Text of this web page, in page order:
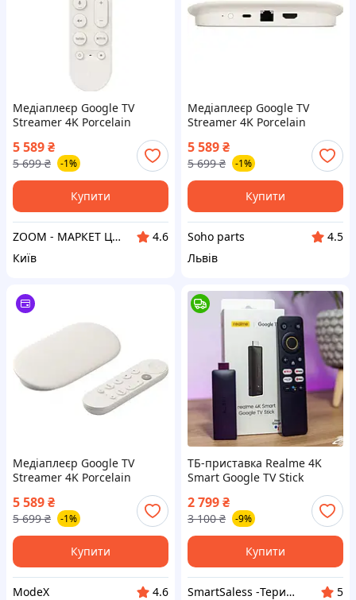
Медіаплеєр Google TV
Streamer 4K Porcelain
5 589₴
5 699 ₴ -1%
Купити
ZOOM - МАРКЕТ ЦИФРОВОЇ ТЕХНІКИ
4.6
Київ
Медіаплеєр Google TV
Streamer 4K Porcelain
5 589₴
5 699 ₴ -1%
Купити
Soho parts
4.5
Львів
Медіаплеєр Google TV
Streamer 4K Porcelain
5 589₴
5 699 ₴ -1%
Купити
ModeX
4.6
ТБ-приставка Realme 4K
Smart Google TV Stick
GLOBAL VERSION ОЗП 2 ГБ /
ПЗП 8 ГБ / 2 ядра / 4K UHD
2 799₴
3 100 ₴ -9%
Купити
SmartSaless -Територія розумних продажів. Інтернет магазин електроніки та товарів для відпочінку
5